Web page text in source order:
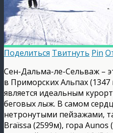
Поделиться Твитнуть Pin
Сен-Дальма-ле-Сельваж –
в Приморских Альпах
является идеальным
беговых лыж. В самом
нетронутыми пейзажами,
Braïssa (2599м), гора Aunos